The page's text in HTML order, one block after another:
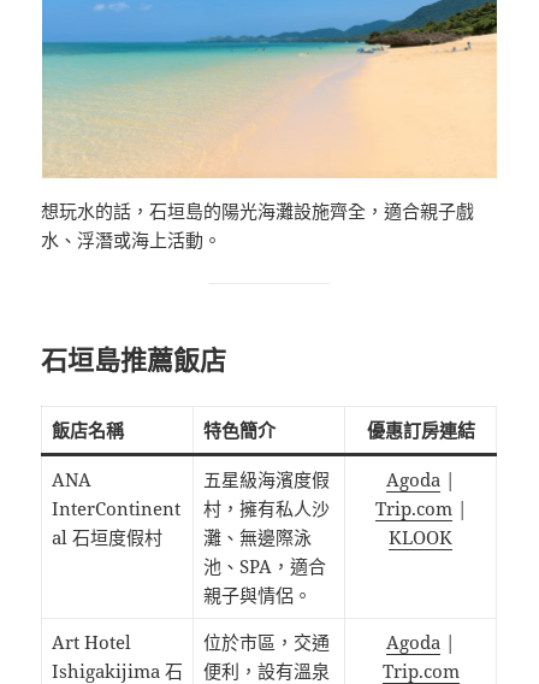
想玩水的話，石垣島的陽光海灘設施齊全，適合親子戲
水、浮潛或海上活動。
石垣島推薦飯店
飯店名稱 特色簡介 優惠訂房連結
ANA
InterContinent
al 石垣度假村
五星級海濱度假
村，擁有私人沙
灘、無邊際泳
池、SPA，適合
親子與情侶。
Agoda |
Trip.com |
KLOOK
Art Hotel
Ishigakijima 石
位於市區，交通
便利，設有溫泉
Agoda |
Trip.com